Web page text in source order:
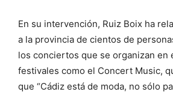
En su intervención, Ruiz Boix ha
a la provincia de cientos de
los conciertos que se organizan en
festivales como el Concert Music,
que “Cádiz está de moda, no sólo